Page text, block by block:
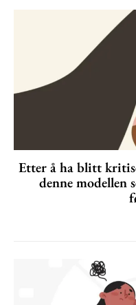
Etter å ha blitt
denne modellen